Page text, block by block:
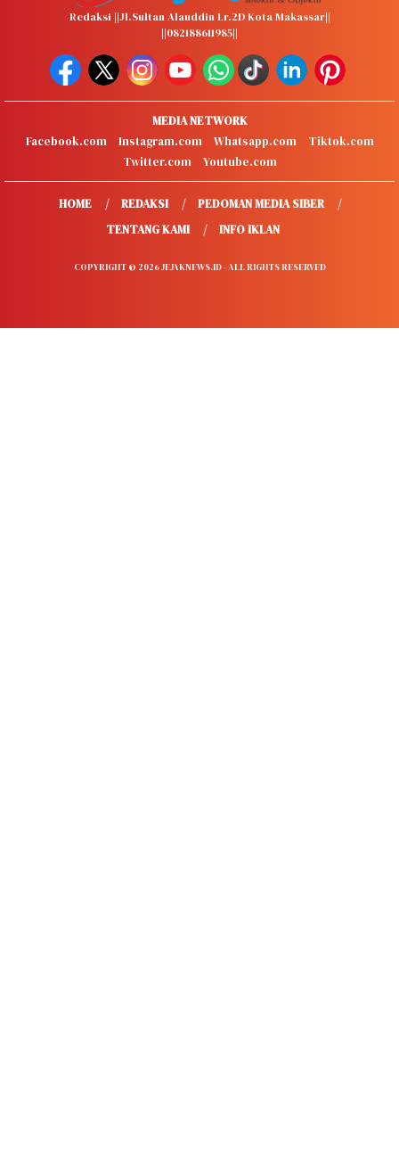
Redaksi ||Jl.Sultan Alauddin Lr.2D Kota Makassar||
||082188611985||
MEDIA NETWORK
Facebook.com
Instagram.com Whatsapp.com
Tiktok.com
Twitter.com
Youtube.com
HOME REDAKSI
PEDOMAN MEDIA SIBER
TENTANG KAMI
INFO IKLAN
COPYRIGHT © 2026 JEJAKNEWS.ID - ALL RIGHTS RESERVED